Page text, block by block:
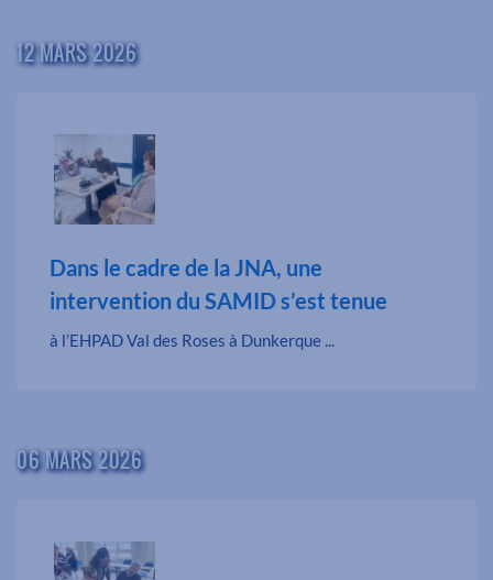
12 MARS 2026
Dans le cadre de la JNA, une
intervention du SAMID s’est tenue
à l’EHPAD Val des Roses à Dunkerque ...
06 MARS 2026